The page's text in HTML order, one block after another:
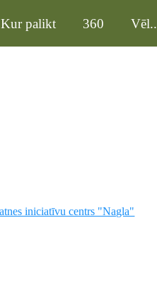
Kur palikt 360 Vēl..
iniciatīvu centrs "Nagla"